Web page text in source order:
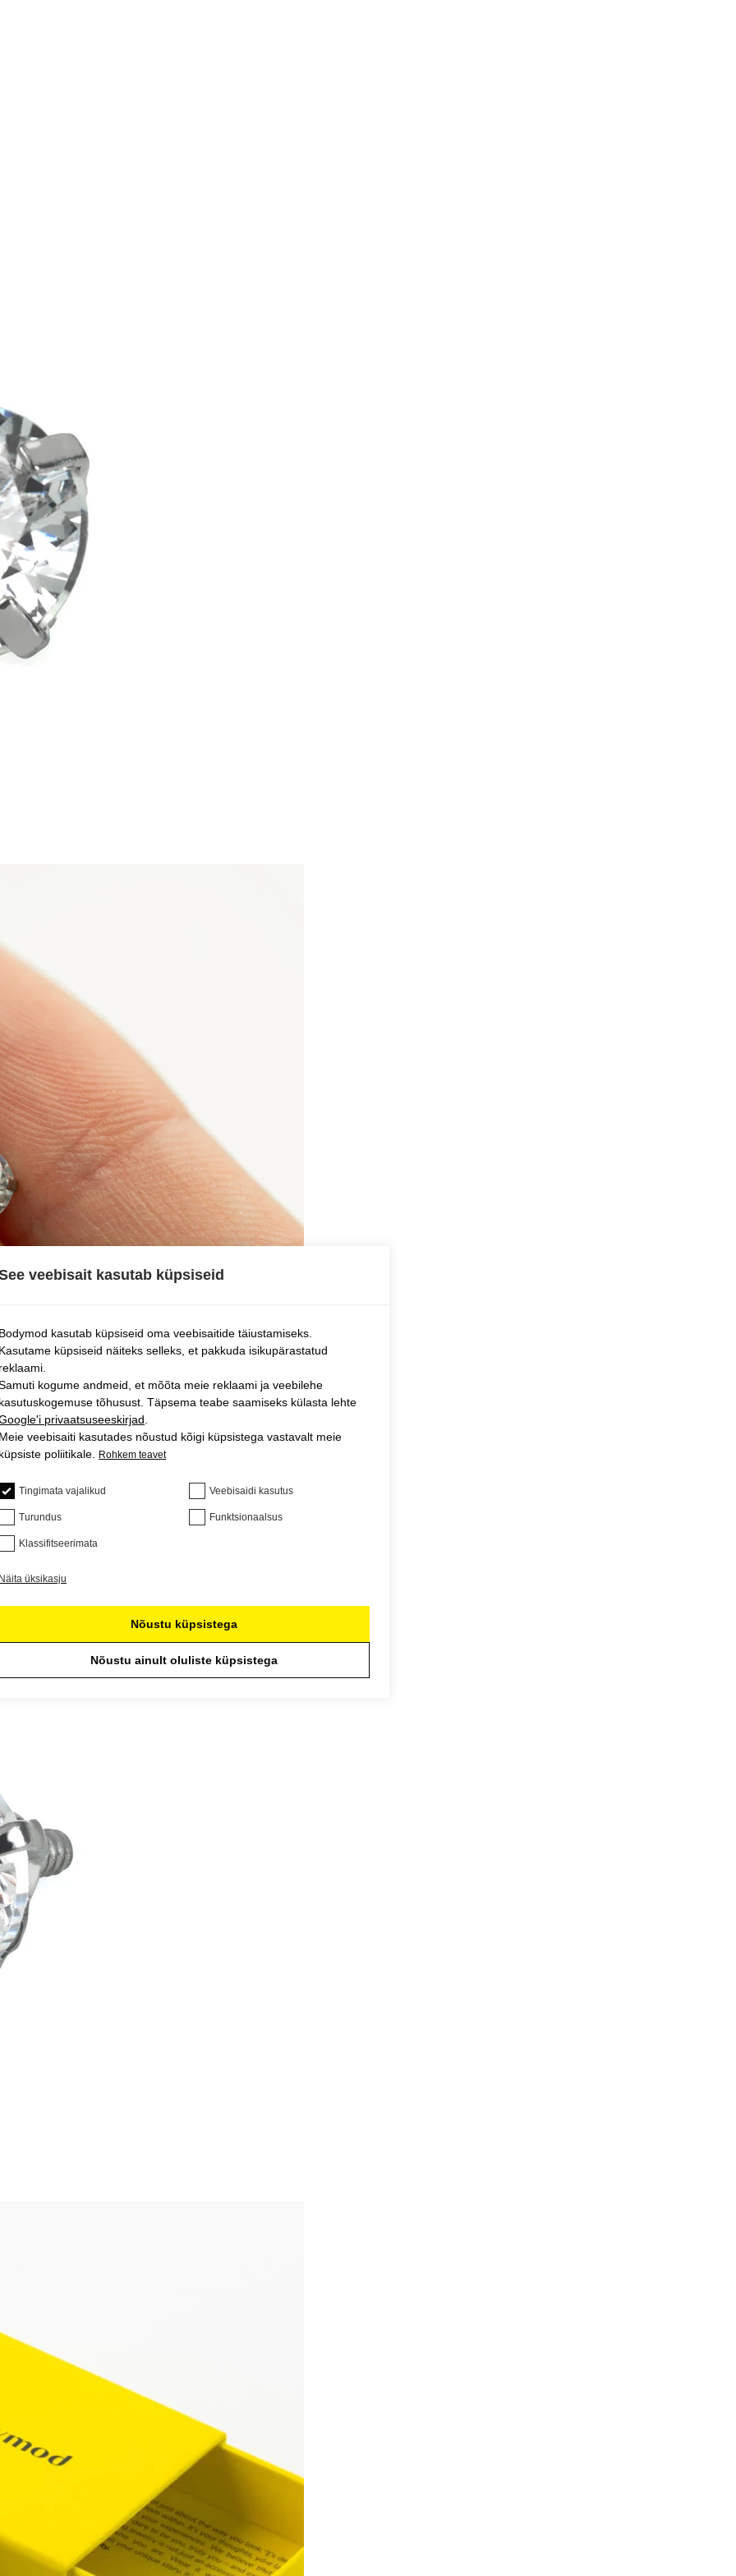
veebisait kasutab küpsiseid
kasutab küpsiseid oma veebisaitide täiustamiseks.
küpsiseid näiteks selleks, et pakkuda isikupärastatud
kogume andmeid, et mõõta meie reklaami ja veebilehe
tõhusust. Täpsema teabe saamiseks külasta lehte
privaatsuseeskirjad
veebisaiti kasutades nõustud kõigi küpsistega vastavalt meie
poliitikale.
Rohkem teavet
Tingimata vajalikud Veebisaidi kasutus
Turundus Funktsionaalsus
Klassifitseerimata
üksikasju
Nõustu küpsistega
Nõustu ainult oluliste küpsistega